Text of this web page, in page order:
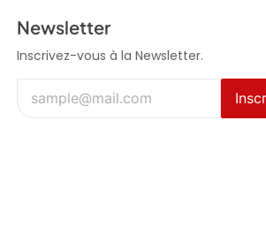
Newsletter
Inscrivez-vous à la Newsletter.